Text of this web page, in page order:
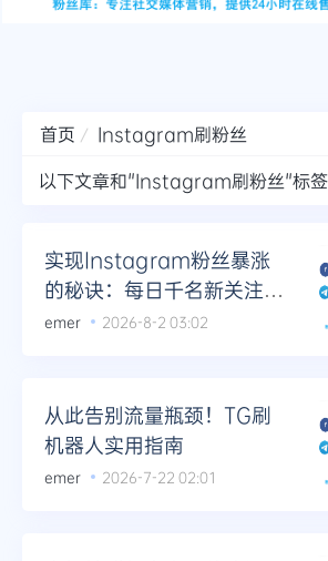
instagram
首页
Instagram刷粉丝
以下文章和"Instagram刷粉丝"标签
实现Instagram粉丝暴涨
的秘诀：每日千名新关注
者！
emer 2026-8-2 03:02
从此告别流量瓶颈！TG刷
机器人实用指南
emer 2026-7-22 02:01